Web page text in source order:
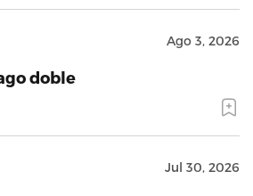
Ago 3, 2026
doble
Jul 30, 2026